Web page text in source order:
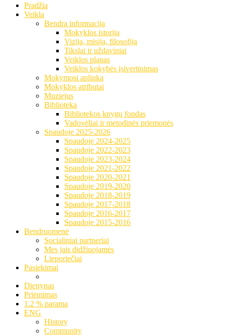
Pradžia
Veikla
Bendra informacija
Mokyklos istorija
Vizija, misija, filosofija
Tikslai ir uždaviniai
Veiklos planas
Veiklos kokybės įsivertinimas
Mokymosi aplinka
Mokyklos atributai
Muziejus
Biblioteka
Bibliotekos knygų fondas
Vadovėliai ir metodinės priemonės
Spaudoje 2025-2026
Spaudoje 2024-2025
Spaudoje 2022-2023
Spaudoje 2023-2024
Spaudoje 2021-2022
Spaudoje 2020-2021
Spaudoje 2019-2020
Spaudoje 2018-2019
Spaudoje 2017-2018
Spaudoje 2016-2017
Spaudoje 2015-2016
Bendruomenė
Socialiniai partneriai
Mes jais didžiuojamės
Lieporiečiai
Pasiekimai
Dienynas
Priėmimas
1.2 % parama
ENG
History
Community